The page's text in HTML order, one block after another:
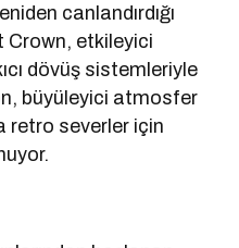
canlandırdığı
Crown, etkileyici
dövüş sistemleriyle
büyüleyici atmosfer
retro severler için